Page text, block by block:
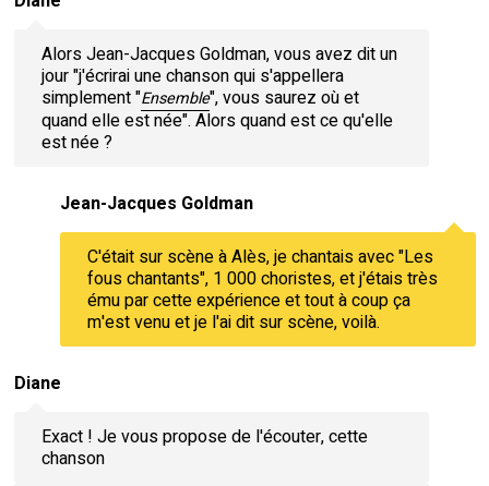
Alors Jean-Jacques Goldman, vous avez dit un
jour "j'écrirai une chanson qui s'appellera
simplement "Ensemble", vous saurez où et
quand elle est née". Alors quand est ce qu'elle
est née ?
Jean-Jacques Goldman
C'était sur scène à Alès, je chantais avec "Les
fous chantants", 1 000 choristes, et j'étais très
ému par cette expérience et tout à coup ça
m'est venu et je l'ai dit sur scène, voilà.
Diane
Exact ! Je vous propose de l'écouter, cette
chanson